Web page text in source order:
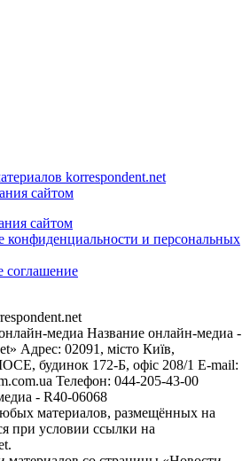
korrespondent.net
сайтом
сайтом
конфиденциальности и персональных
соглашение
медиа Название онлайн-медиа -
Адрес: 02091, місто Київ,
будинок 172-Б, офіс 208/1 E-mail:
Телефон: 044-205-43-00
- R40-06068
материалов, размещённых на
при условии ссылки на